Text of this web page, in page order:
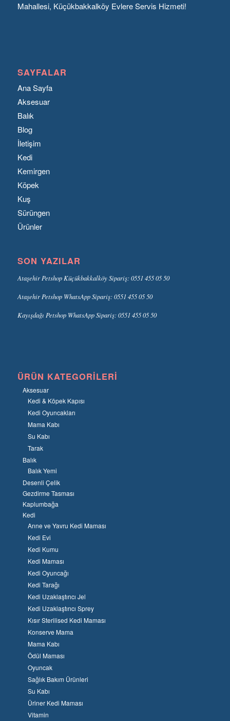
Mahallesi, Küçükbakkalköy Evlere Servis Hizmeti!
SAYFALAR
Ana Sayfa
Aksesuar
Balık
Blog
İletişim
Kedi
Kemirgen
Köpek
Kuş
Sürüngen
Ürünler
SON YAZILAR
Ataşehir Petshop Küçükbakkalköy Sipariş: 0551 455 05 50
Ataşehir Petshop WhatsApp Sipariş: 0551 455 05 50
Kayışdağı Petshop WhatsApp Sipariş: 0551 455 05 50
ÜRÜN KATEGORILERI
Aksesuar
Kedi & Köpek Kapısı
Kedi Oyuncakları
Mama Kabı
Su Kabı
Tarak
Balık
Balık Yemi
Desenli Çelik
Gezdirme Tasması
Kaplumbağa
Kedi
Anne ve Yavru Kedi Maması
Kedi Evi
Kedi Kumu
Kedi Maması
Kedi Oyuncağı
Kedi Tarağı
Kedi Uzaklaştırıcı Jel
Kedi Uzaklaştırıcı Sprey
Kısır Sterilised Kedi Maması
Konserve Mama
Mama Kabı
Ödül Maması
Oyuncak
Sağlık Bakım Ürünleri
Su Kabı
Üriner Kedi Maması
Vitamin